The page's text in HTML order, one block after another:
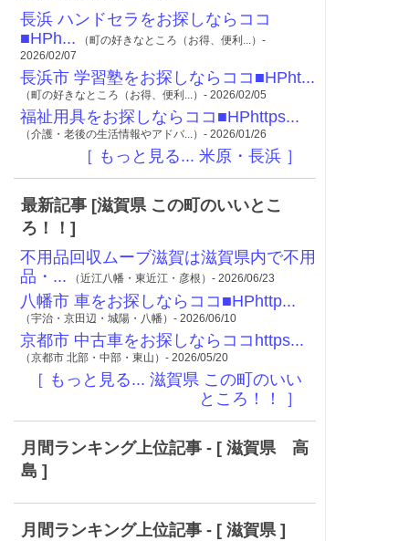
長浜 ハンドセラをお探しならココ
■HPh... （町の好きなところ（お得、便利...）-
2026/02/07
長浜市 学習塾をお探しならココ■HPht...
（町の好きなところ（お得、便利...）- 2026/02/05
福祉用具をお探しならココ■HPhttps...
（介護・老後の生活情報やアドバ...）- 2026/01/26
［ もっと見る... 米原・長浜 ］
最新記事 [滋賀県 この町のいいとこ
ろ！！]
不用品回収ムーブ滋賀は滋賀県内で不用
品・... （近江八幡・東近江・彦根）- 2026/06/23
八幡市 車をお探しならココ■HPhttp...
（宇治・京田辺・城陽・八幡）- 2026/06/10
京都市 中古車をお探しならココhttps...
（京都市 北部・中部・東山）- 2026/05/20
［ もっと見る... 滋賀県 この町のいい
ところ！！ ］
月間ランキング上位記事 - [ 滋賀県 高
島 ]
月間ランキング上位記事 - [ 滋賀県 ]